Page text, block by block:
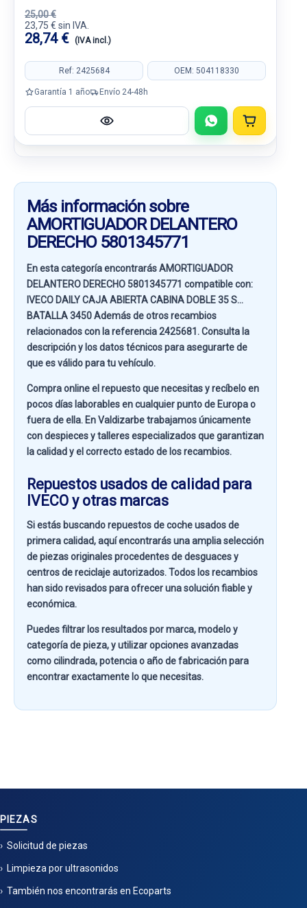
25,00 €
23,75 € sin IVA.
28,74 € (IVA incl.)
Ref: 2425684 OEM: 504118330
Garantía 1 año Envío 24-48h
Más información sobre
AMORTIGUADOR DELANTERO
DERECHO 5801345771
En esta categoría encontrarás AMORTIGUADOR
DELANTERO DERECHO 5801345771 compatible con:
IVECO DAILY CAJA ABIERTA CABINA DOBLE 35 S...
BATALLA 3450Además de otros recambios
relacionados con la referencia2425681 . Consulta la
descripción y los datos técnicos para asegurarte de
que es válido para tu vehículo.
Compra online el repuesto que necesitas y recíbelo en
pocos días laborables en cualquier punto de Europa o
fuera de ella. EnValdizarbetrabajamos únicamente
con despieces y talleres especializados que garantizan
la calidad y el correcto estado de los recambios.
Repuestos usados de calidad para
IVECO y otras marcas
Si estás buscandorepuestos de coche usados de
primera calidad, aquí encontrarás una amplia selección
de piezas originales procedentes de desguaces y
centros de reciclaje autorizados. Todos los recambios
han sido revisados para ofrecer una solución fiable y
económica.
Puedes filtrar los resultados pormarca, modelo y
categoría de pieza, y utilizar opciones avanzadas
comocilindrada, potencia o año de fabricaciónpara
encontrar exactamente lo que necesitas.
PIEZAS
Solicitud de piezas
Limpieza por ultrasonidos
También nos encontrarás en Ecoparts